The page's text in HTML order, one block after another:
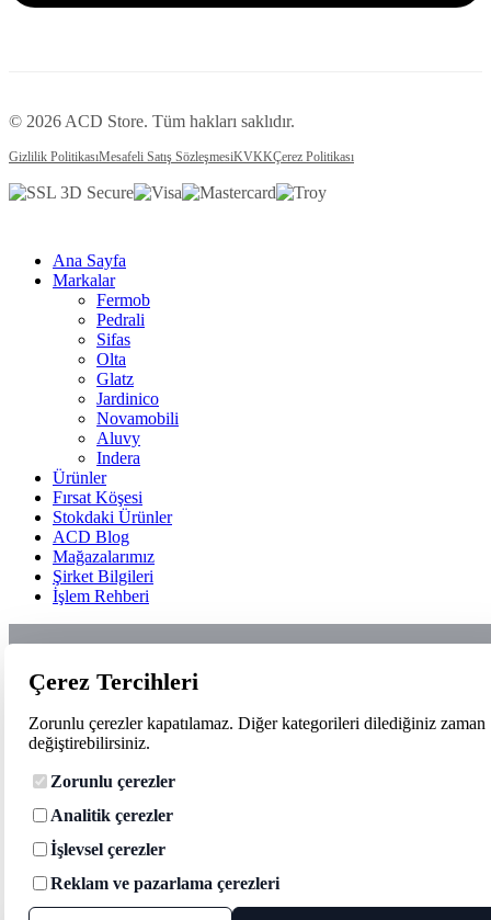
© 2026 ACD Store. Tüm hakları saklıdır.
Gizlilik PolitikasıMesafeli Satış SözleşmesiKVKKÇerez Politikası
Ana Sayfa
Markalar
Fermob
Pedrali
Sifas
Olta
Glatz
Jardinico
Novamobili
Aluvy
Indera
Ürünler
Fırsat Köşesi
Stokdaki Ürünler
ACD Blog
Mağazalarımız
Şirket Bilgileri
İşlem Rehberi
Çerez Tercihleri
Zorunlu çerezler kapatılamaz. Diğer kategorileri dilediğiniz zaman
değiştirebilirsiniz.
Zorunlu çerezler
Analitik çerezler
İşlevsel çerezler
Reklam ve pazarlama çerezleri